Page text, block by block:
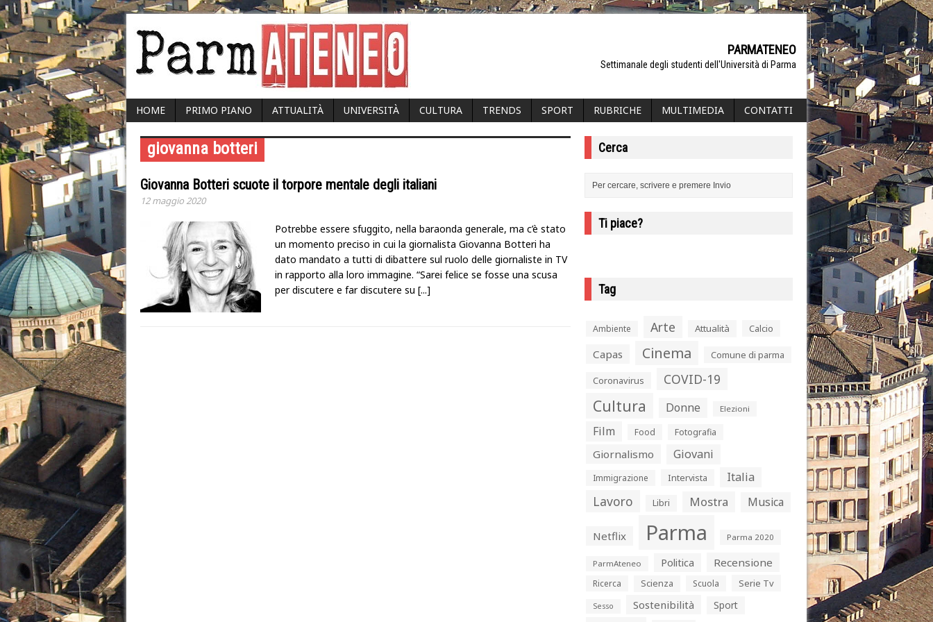
PARMATENEO
Settimanale degli studenti dell'Università di Parma
HOME PRIMO PIANO ATTUALITÀ UNIVERSITÀ CULTURA TRENDS SPORT RUBRICHE MULTIMEDIA CONTATTI
giovanna botteri
Giovanna Botteri scuote il torpore mentale degli italiani
12 maggio 2020
Potrebbe essere sfuggito, nella baraonda generale, ma c’è stato
un momento preciso in cui la giornalista Giovanna Botteri ha
dato mandato a tutti di dibattere sul ruolo delle giornaliste in TV
in rapporto alla loro immagine. “Sarei felice se fosse una scusa
per discutere e far discutere su [...]
Cerca
Ti piace?
Tag
Ambiente Arte Attualità Calcio
Capas Cinema Comune di parma
Coronavirus COVID-19
Cultura Donne Elezioni
Film Food Fotografia
Giornalismo Giovani
Immigrazione Intervista Italia
Lavoro Libri Mostra Musica
Netflix Parma Parma 2020
ParmAteneo Politica Recensione
Ricerca Scienza Scuola Serie Tv
Sesso Sostenibilità Sport